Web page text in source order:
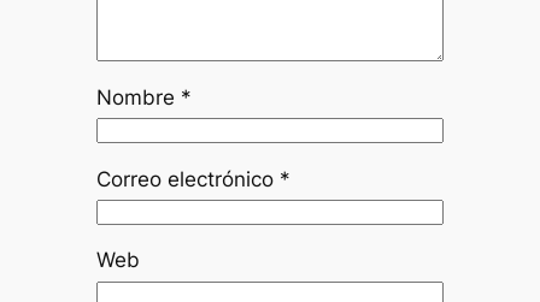
Nombre *
Correo electrónico *
Web